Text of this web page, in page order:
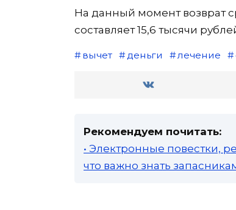
На данный момент возврат
составляет 15,6 тысячи
вычет деньги лечение
Рекомендуем почитать:
• Электронные повестки,
что важно знать